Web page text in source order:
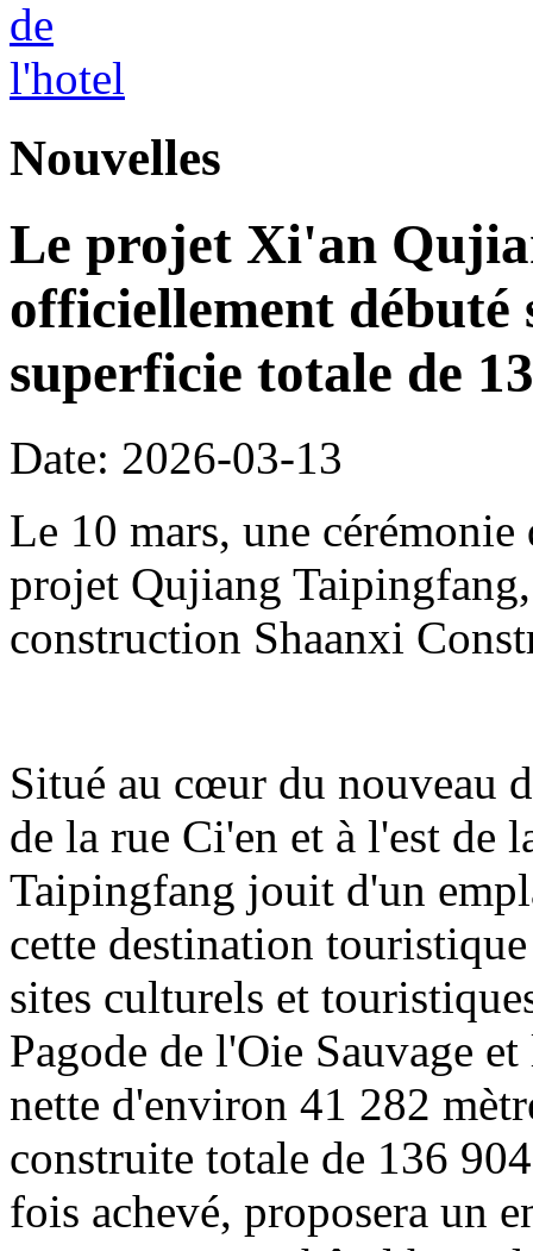
Nouvelles
Le projet Xi'an
officiellement débuté
superficie totale de
Date: 2026-03-13
Le 10 mars, une
projet Qujiang
construction Shaanxi
Situé au cœur du nouveau
de la rue Ci'en et à l'est de
Taipingfang jouit d'un
cette destination
sites culturels et
Pagode de l'Oie Sauvage
nette d'environ 41 282
construite totale de 136
fois achevé, proposera un